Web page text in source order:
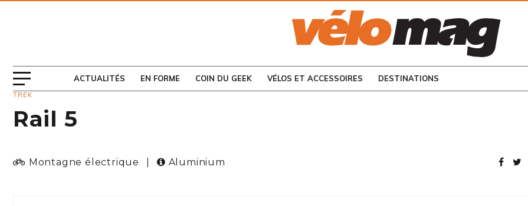
ACTUALITÉS EN FORME COIN DU GEEK VÉLOS ET ACCESSOIRES DESTINATIONS
CONSULTEZ LES
TREK
Rail 5
Montagne électrique Aluminium